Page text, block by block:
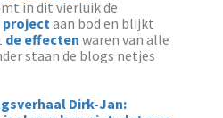
in dit vierluik de
projectaan bod en blijkt
de effecten waren van alle
staan de blogs netjes
Dirk-Jan: